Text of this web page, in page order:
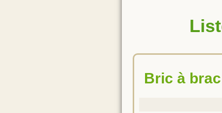
bric à brac